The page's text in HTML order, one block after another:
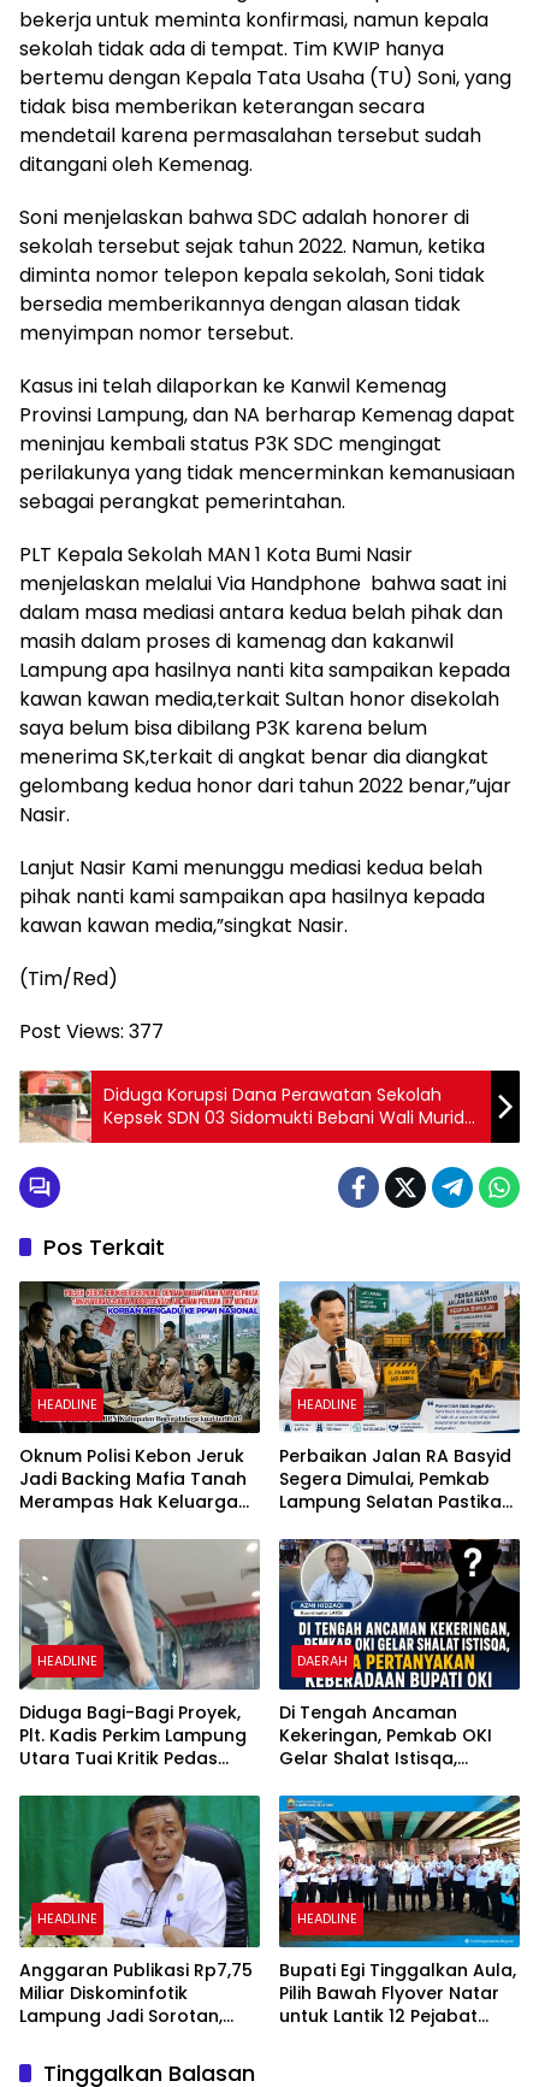
bekerja untuk meminta konfirmasi, namun kepala
sekolah tidak ada di tempat. Tim KWIP hanya
bertemu dengan Kepala Tata Usaha (TU) Soni, yang
tidak bisa memberikan keterangan secara
mendetail karena permasalahan tersebut sudah
ditangani oleh Kemenag.
Soni menjelaskan bahwa SDC adalah honorer di
sekolah tersebut sejak tahun 2022. Namun, ketika
diminta nomor telepon kepala sekolah, Soni tidak
bersedia memberikannya dengan alasan tidak
menyimpan nomor tersebut.
Kasus ini telah dilaporkan ke Kanwil Kemenag
Provinsi Lampung, dan NA berharap Kemenag dapat
meninjau kembali status P3K SDC mengingat
perilakunya yang tidak mencerminkan kemanusiaan
sebagai perangkat pemerintahan.
PLT Kepala Sekolah MAN 1 Kota Bumi Nasir
menjelaskan melalui Via Handphone bahwa saat ini
dalam masa mediasi antara kedua belah pihak dan
masih dalam proses di kamenag dan kakanwil
Lampung apa hasilnya nanti kita sampaikan kepada
kawan kawan media,terkait Sultan honor disekolah
saya belum bisa dibilang P3K karena belum
menerima SK,terkait di angkat benar dia diangkat
gelombang kedua honor dari tahun 2022 benar,”ujar
Nasir.
Lanjut Nasir Kami menunggu mediasi kedua belah
pihak nanti kami sampaikan apa hasilnya kepada
kawan kawan media,”singkat Nasir.
(Tim/Red)
Post Views: 377
‎Diduga Korupsi Dana Perawatan Sekolah
Kepsek SDN 03 Sidomukti Bebani Wali Murid
Dengan Pungutan Pembuatan Pagar
Pos Terkait
HEADLINE
Oknum Polisi Kebon Jeruk
Jadi Backing Mafia Tanah
Merampas Hak Keluarga
Sutarman
HEADLINE
Perbaikan Jalan RA Basyid
Segera Dimulai, Pemkab
Lampung Selatan Pastikan
Aman dan Nyaman
HEADLINE
Diduga Bagi-Bagi Proyek,
Plt. Kadis Perkim Lampung
Utara Tuai Kritik Pedas
DAERAH
Di Tengah Ancaman
Kekeringan, Pemkab OKI
Gelar Shalat Istisqa,
Keberadaan Bupati OKI
HEADLINE
Anggaran Publikasi Rp7,75
Miliar Diskominfotik
Lampung Jadi Sorotan,
Dana Dipertanyakan
HEADLINE
Bupati Egi Tinggalkan Aula,
Pilih Bawah Flyover Natar
untuk Lantik 12 Pejabat
Tinggalkan Balasan